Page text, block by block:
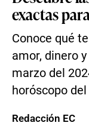
exactas
Conoce qué
amor, dinero
marzo del
horóscopo
Redacción EC